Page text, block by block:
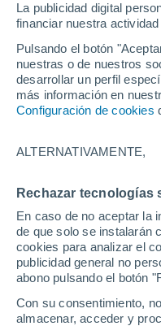
La publicidad digital
financiar nuestra
Pulsando el botón
nuestras o de nuestros
desarrollar un perfil
más información en
Configuración de cookies
ALTERNATIVAMENTE,
Rechazar tecnologías
En caso de no aceptar la
de que solo se instalarán
cookies para analizar el
publicidad general no
abono pulsando el botón
Con su consentimiento,
almacenar, acceder y
El
Hoy, 6